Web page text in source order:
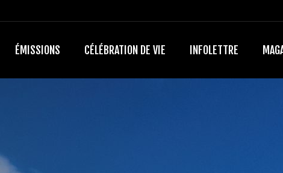
ÉMISSIONS CÉLÉBRATION DE VIE INFOLETTRE